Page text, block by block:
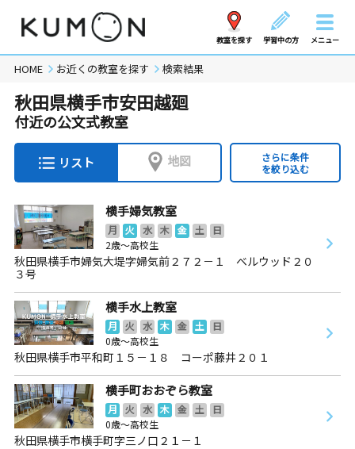
教室を探す 学習中の方 メニュー
HOME お近くの教室を探す 検索結果
秋田県横手市安田越廻
付近の公文式教室
リスト 地図
さらに条件
を絞り込む
横手婦気教室
月 火 水 木 金 土
日
2歳～高校生
秋田県横手市婦気大堤字婦気前２７２－１ ベルウッド２０
３号
横手水上教室
月 火 水 木 金 土
日
0歳～高校生
秋田県横手市平和町１５－１８ コーポ藤井２０１
横手町おおぞら教室
月 火 水 木 金 土
日
0歳～高校生
秋田県横手市横手町字三ノ口２１－１